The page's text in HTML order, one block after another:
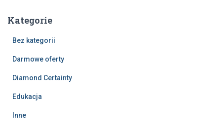
Kategorie
Bez kategorii
Darmowe oferty
Diamond Certainty
Edukacja
Inne